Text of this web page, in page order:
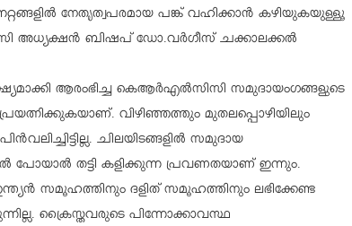
നേതൃത്വപരമായ പങ്ക് വഹിക്കാന്‍ കഴിയുകയുള്ളൂ
അധ്യക്ഷന്‍ ബിഷപ് ഡോ.വര്‍ഗീസ് ചക്കാലക്കല്‍
ആരംഭിച്ച കെആര്‍എല്‍സിസി സമുദായംഗങ്ങളുടെ
വിഴിഞ്ഞത്തും മുതലപ്പൊഴിയിലും
ചിലയിടങ്ങളില്‍ സമുദായ
പോയാല്‍ തട്ടി കളിക്കുന്ന പ്രവണതയാണ് ഇന്നും.
സമൂഹത്തിനും ദളിത് സമൂഹത്തിനും ലഭിക്കേണ്ട
ക്രൈസ്തവരുടെ പിന്നോക്കാവസ്ഥ